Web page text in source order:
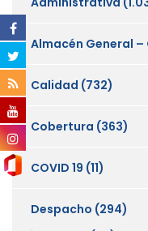
Almacén General
Calidad (732)
Cobertura (363)
COVID 19 (11)
Despacho (294)